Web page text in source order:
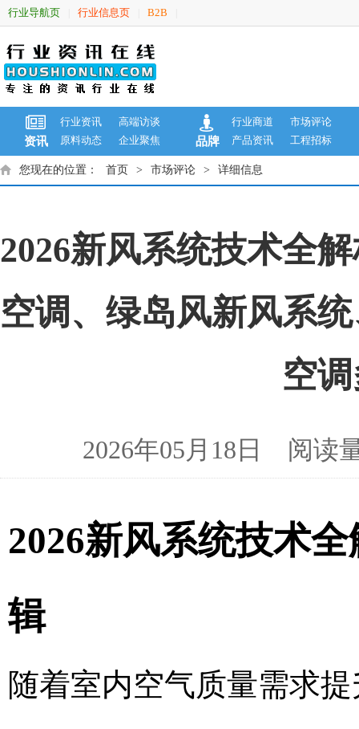
行业导航页 行业信息页 B2B
资讯
行业资讯
高端访谈
原料动态
企业聚焦 品牌
行业商道
市场评论
产品资讯
工程招标
您现在的位置： 首页 > 市场评论 > 详细信息
2026新风系统技术全
空调、绿岛风新风系
空
2026年05月18日 阅
2026新风系统技术
辑
随着室内空气质量需求